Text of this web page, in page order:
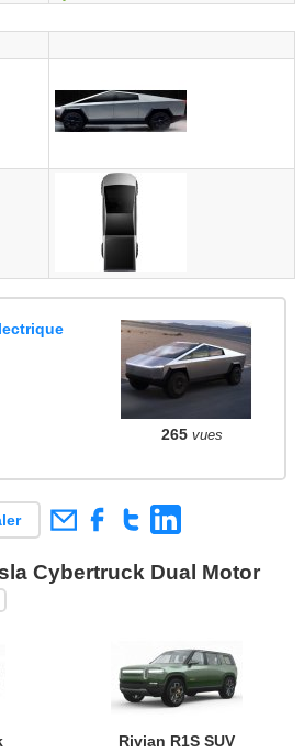
265 vues
Cybertruck Dual Motor
Rivian R1S SUV